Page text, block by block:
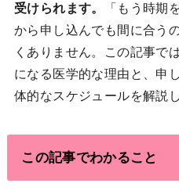
受けられます。
「もう時期
から申し込んでも間に合う
くありません。この記事で
になる医学的な理由と、申
体的なスケジュールを解説し
この記事でわかること